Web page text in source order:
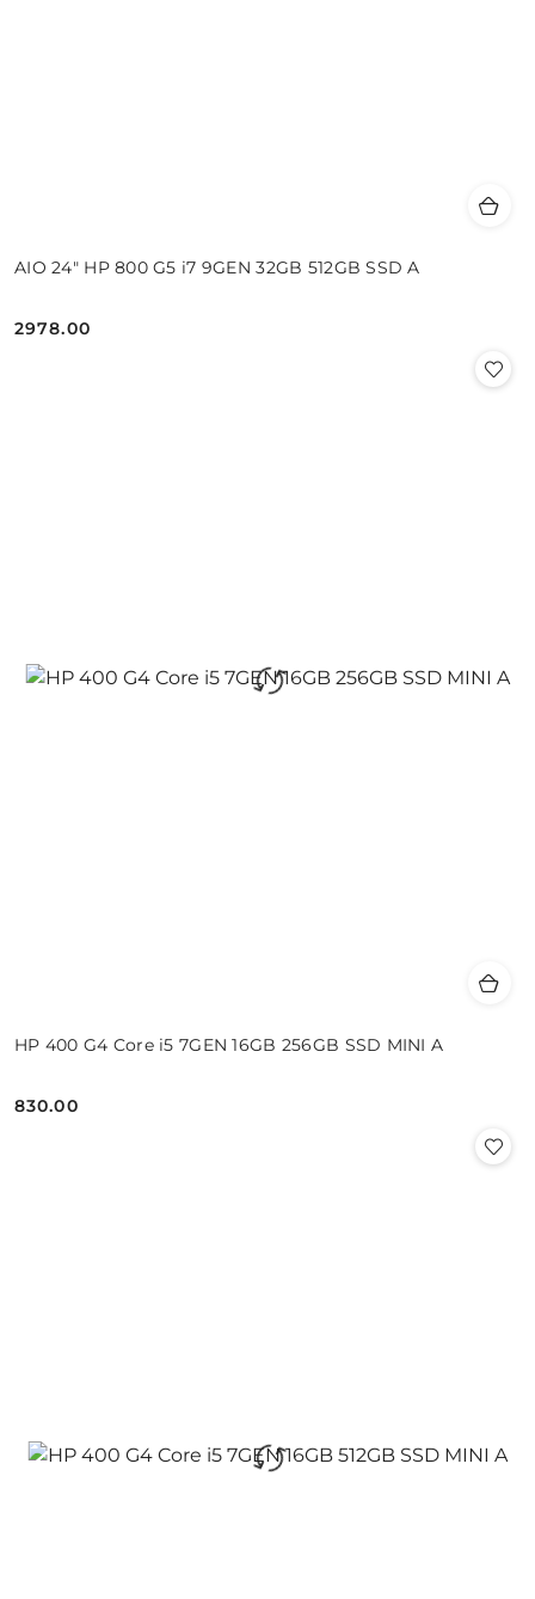
AIO 24" HP 800 G5 i7 9GEN 32GB 512GB SSD A
Cena:
2978.00
HP 400 G4 Core i5 7GEN 16GB 256GB SSD MINI A
Cena:
830.00